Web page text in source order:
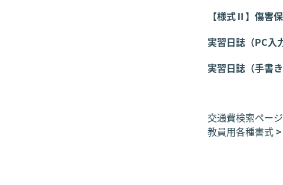
【様式Ⅱ】傷害
実習日誌（PC入
実習日誌（手書き
交通費検索ペー
教員用各種書式